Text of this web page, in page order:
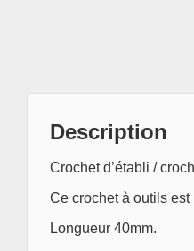
Description
‎Crochet d’établi /
‎Ce crochet à outils
Longueur 40mm.